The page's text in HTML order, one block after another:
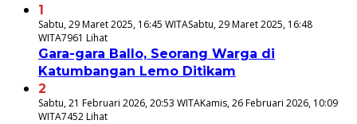
1
Sabtu, 29 Maret 2025, 16:45 WITASabtu, 29 Maret 2025, 16:48
WITA7961 Lihat
Gara-gara Ballo, Seorang Warga di
Katumbangan Lemo Ditikam
2
Sabtu, 21 Februari 2026, 20:53 WITAKamis, 26 Februari 2026, 10:09
WITA7452 Lihat